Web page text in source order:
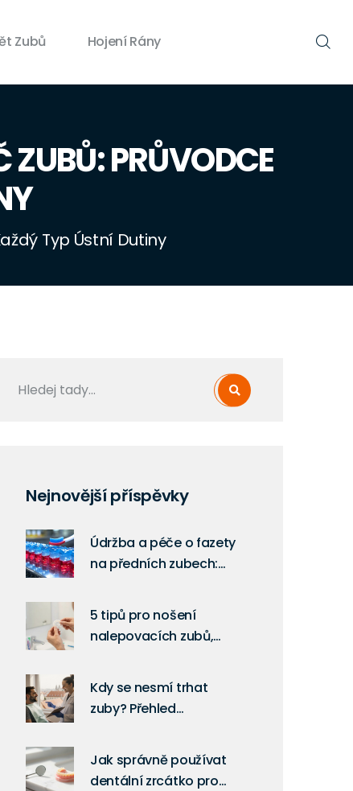
Zubů Hojení Rány
ZUBŮ: PRŮVODCE
Typ Ústní Dutiny
Nejnovější příspěvky
Údržba a péče o fazety
na předních zubech:
5 tipů pro nošení
nalepovacích zubů,
každodenní život
Kdy se nesmí trhat
zuby? Přehled
Jak správně používat
dentální zrcátko pro